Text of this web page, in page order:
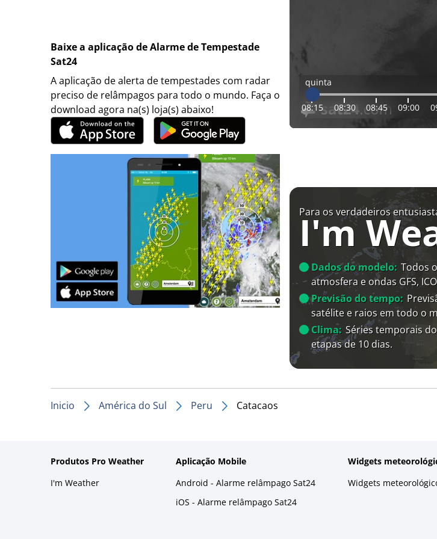
Baixe a aplicação de Alarme de Tempestade
Sat24
A aplicação de alerta de tempestades com radar
preciso de relâmpagos para todo o mundo. Faça o
download agora na(s) loja(s) abaixo!
quinta
08:15 08:30 08:45 09:00
Para os verdadeiros
I'm
Dados do modelo: Todos
atmosfera e ondas GFS,
Previsão do tempo:
satélite e raios em todo o
Clima: Séries temporais
etapas de 10 dias.
Inicio América do Sul Peru Catacaos
Produtos Pro Weather
I'm Weather
Aplicação Mobile
Android - Alarme relâmpago Sat24
iOS - Alarme relâmpago Sat24
Widgets
Widgets